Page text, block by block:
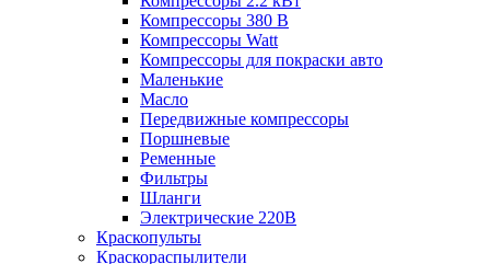
Компрессоры 380 В
Компрессоры Watt
Компрессоры для покраски авто
Маленькие
Масло
Передвижные компрессоры
Поршневые
Ременные
Фильтры
Шланги
Электрические 220В
Краскопульты
Краскораспылители